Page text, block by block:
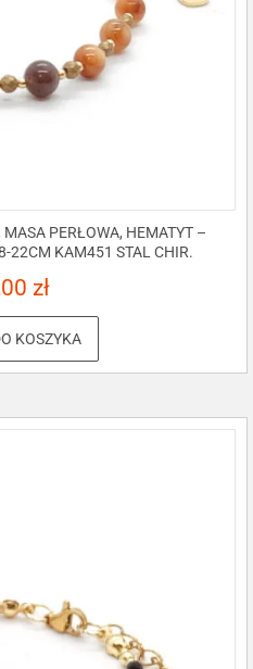
PERŁOWA, HEMATYT –
22CM KAM451 STAL CHIR.
zł
KOSZYKA